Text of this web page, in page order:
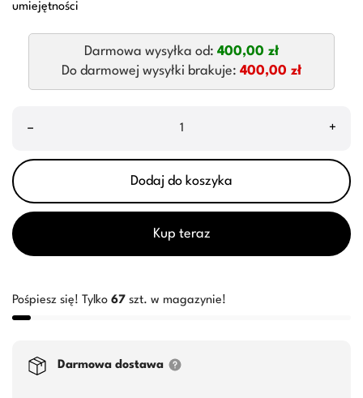
umiejętności
Darmowa wysyłka od: 400,00 zł
Do darmowej wysyłki brakuje: 400,00 zł
– +
Dodaj do koszyka
Kup teraz
Pośpiesz się! Tylko 67 szt. w magazynie!
Darmowa dostawa